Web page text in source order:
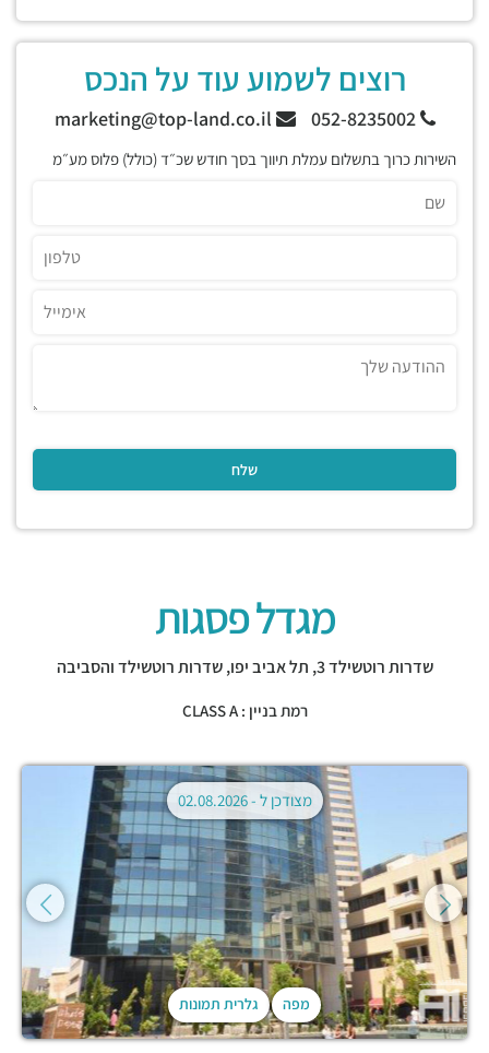
רוצים לשמוע עוד על הנכס
052-8235002
השירות כרוך בתשלום עמלת תיווך בסך חודש שכ״ד (כולל) פלוס מע״מ
מגדל פסגות
שדרות רוטשילד 3, תל אביב יפו,שדרות רוטשילד והסביבה
רמת בניין : CLASS A
מפה גלרית תמונות
מצודכן ל -02.08.2026